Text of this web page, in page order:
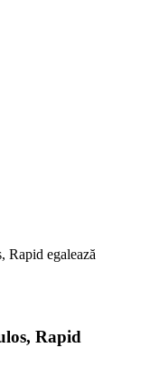
Rapid egalează
Rapid